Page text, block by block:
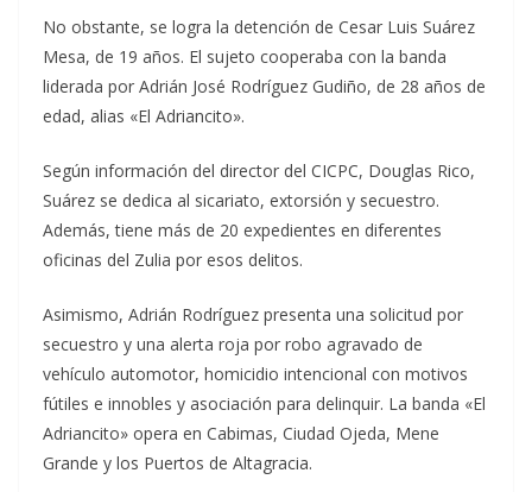
No obstante, se logra la detención de Cesar Luis Suárez
Mesa, de 19 años. El sujeto cooperaba con la banda
liderada por Adrián José Rodríguez Gudiño, de 28 años de
edad, alias «El Adriancito».
Según información del director del CICPC, Douglas Rico,
Suárez se dedica al sicariato, extorsión y secuestro.
Además, tiene más de 20 expedientes en diferentes
oficinas del Zulia por esos delitos.
Asimismo, Adrián Rodríguez presenta una solicitud por
secuestro y una alerta roja por robo agravado de
vehículo automotor, homicidio intencional con motivos
fútiles e innobles y asociación para delinquir. La banda «El
Adriancito» opera en Cabimas, Ciudad Ojeda, Mene
Grande y los Puertos de Altagracia.